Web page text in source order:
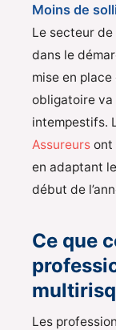
Moins de
Le secteur de
dans le
mise en
obligatoire va
intempestifs.
Assureurs ont
en adaptant
début de
Ce que
Les